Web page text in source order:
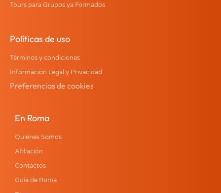
Tours para Grupos ya Formados
Políticas de uso
Términos y condiciones
Información Legal y Privacidad
Preferencias de cookies
En Roma
Quiénes Somos
Afiliación
Contactos
Guía de Roma